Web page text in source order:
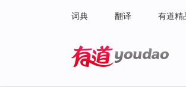
词典 翻译 有道精